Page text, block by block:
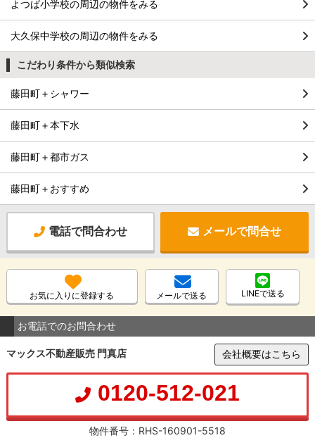
よつば小学校の周辺の物件をみる
大久保中学校の周辺の物件をみる
こだわり条件から類似検索
藤田町＋シャワー
藤田町＋本下水
藤田町＋都市ガス
藤田町＋おすすめ
電話で問合わせ メールで問合せ
お気に入りに登録する メールで送る LINEで送る
お電話でのお問合わせ
マックス不動産販売 門真店 会社概要はこちら
0120-512-021
物件番号：RHS-160901-5518